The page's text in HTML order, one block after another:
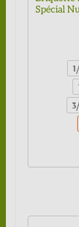
Spécial